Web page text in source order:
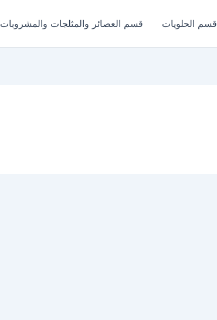
قسم الحلويات قسم العصائر والمثلجات والمشروبات